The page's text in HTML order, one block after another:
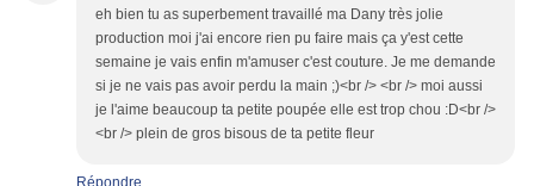
eh bien tu as superbement travaillé ma Dany très jolie
production moi j'ai encore rien pu faire mais ça y'est cette
semaine je vais enfin m'amuser c'est couture. Je me demande
si je ne vais pas avoir perdu la main ;)<br /> <br /> moi aussi
je l'aime beaucoup ta petite poupée elle est trop chou :D<br />
<br /> plein de gros bisous de ta petite fleur
Répondre